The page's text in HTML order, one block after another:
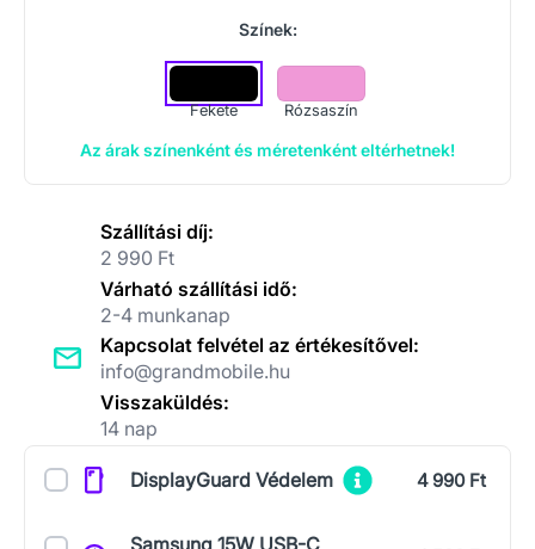
Színek:
Fekete Rózsaszín
Az árak színenként és méretenként eltérhetnek!
Szállítási díj:
2 990 Ft
Várható szállítási idő:
2-4 munkanap
Kapcsolat felvétel az értékesítővel:
info@grandmobile.hu
Visszaküldés:
14 nap
KiegészítőkDisplayGuard Védelem 4 990 Ft
Samsung 15W USB-C